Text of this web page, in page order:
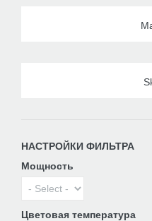
НАСТРОЙКИ ФИЛЬТРА
Мощность
Цветовая температура